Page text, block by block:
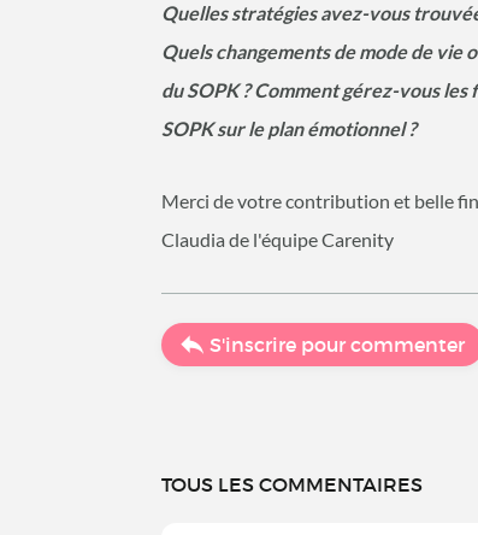
Quelles stratégies avez-vous
Quels changements de mode de vie
du SOPK ? Comment gérez-vous
SOPK sur le plan émotionnel ?
Merci de votre contribution et belle
Claudia de l'équipe Carenity
S'inscrire pour commenter
TOUS LES COMMENTAIRES